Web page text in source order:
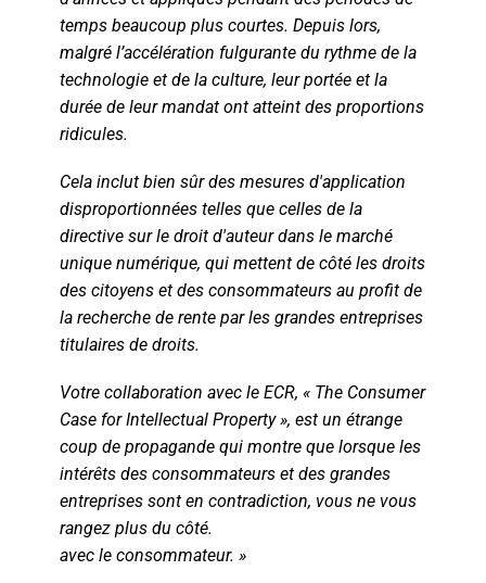
temps beaucoup plus courtes. Depuis lors,
malgré l’accélération fulgurante du rythme de la
technologie et de la culture, leur portée et la
durée de leur mandat ont atteint des proportions
ridicules.
Cela inclut bien sûr des mesures d'application
disproportionnées telles que celles de la
directive sur le droit d'auteur dans le marché
unique numérique, qui mettent de côté les droits
des citoyens et des consommateurs au profit de
la recherche de rente par les grandes entreprises
titulaires de droits.
Votre collaboration avec le ECR, « The Consumer
Case for Intellectual Property », est un étrange
coup de propagande qui montre que lorsque les
intérêts des consommateurs et des grandes
entreprises sont en contradiction, vous ne vous
rangez plus du côté.
avec le consommateur. »